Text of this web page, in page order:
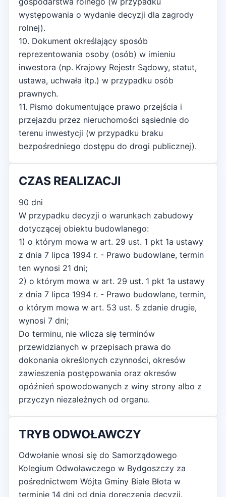
występowania o wydanie decyzji dla zagrody
rolnej).
10. Dokument określający sposób
reprezentowania osoby (osób) w imieniu
inwestora (np. Krajowy Rejestr Sądowy, statut,
ustawa, uchwała itp.) w przypadku osób
prawnych.
11. Pismo dokumentujące prawo przejścia i
przejazdu przez nieruchomości sąsiednie do
terenu inwestycji (w przypadku braku
bezpośredniego dostępu do drogi publicznej).
CZAS REALIZACJI
90 dni
W przypadku decyzji o warunkach zabudowy
dotyczącej obiektu budowlanego:
1) o którym mowa w art. 29 ust. 1 pkt 1a ustawy
z dnia 7 lipca 1994 r. - Prawo budowlane, termin
ten wynosi 21 dni;
2) o którym mowa w art. 29 ust. 1 pkt 1a ustawy
z dnia 7 lipca 1994 r. - Prawo budowlane, termin,
o którym mowa w art. 53 ust. 5 zdanie drugie,
wynosi 7 dni;
Do terminu, nie wlicza się terminów
przewidzianych w przepisach prawa do
dokonania określonych czynności, okresów
zawieszenia postępowania oraz okresów
opóźnień spowodowanych z winy strony albo z
przyczyn niezależnych od organu.
TRYB ODWOŁAWCZY
Odwołanie wnosi się do Samorządowego
Kolegium Odwoławczego w Bydgoszczy za
pośrednictwem Wójta Gminy Białe Błota w
terminie 14 dni od dnia doręczenia decyzji.